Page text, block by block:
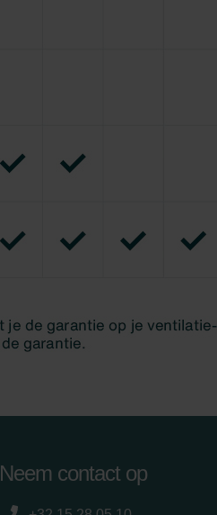
Neem contact op